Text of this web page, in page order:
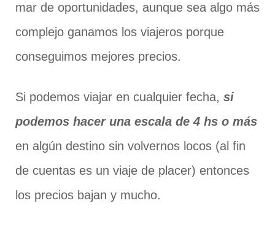
mar de oportunidades, aunque sea algo más
complejo ganamos los viajeros porque
conseguimos mejores precios.
Si podemos viajar en cualquier fecha, si
podemos hacer una escala de 4 hs o más
en algún destino sin volvernos locos (al fin
de cuentas es un viaje de placer) entonces
los precios bajan y mucho.